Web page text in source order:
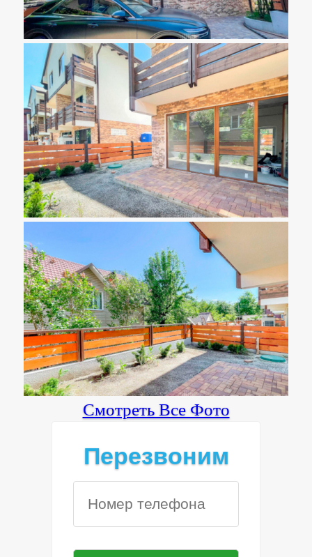
Смотреть Все Фото
Перезвоним